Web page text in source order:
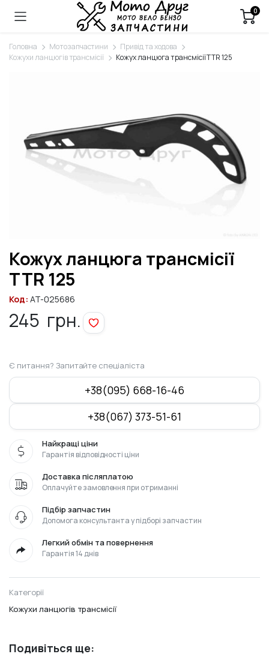
0
Головна Мотозапчастини
Привід та ходова
Кожухи ланцюгів трансмісії
Кожух ланцюга трансмісії TTR 125
Кожух ланцюга трансмісії
TTR 125
Код: AT-025686
245 грн.
Є питання? Запитайте спеціаліста
+38(095) 668-16-46
+38(067) 373-51-61
Найкращі ціни
Гарантія відповідності ціни
Доставка післяплатою
Оплачуйте замовлення при отриманні
Підбір запчастин
Допомога консультанта у підборі запчастин
Легкий обмін та повернення
Гарантія 14 днів
Категорії
Кожухи ланцюгів трансмісії
Подивіться ще: